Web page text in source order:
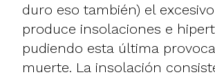
duro eso también) el
produce insolaciones e
pudiendo esta última
muerte. La insolación